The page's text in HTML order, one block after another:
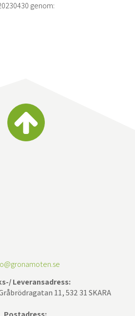
genom:
Leveransadress:
11, 532 31 SKARA